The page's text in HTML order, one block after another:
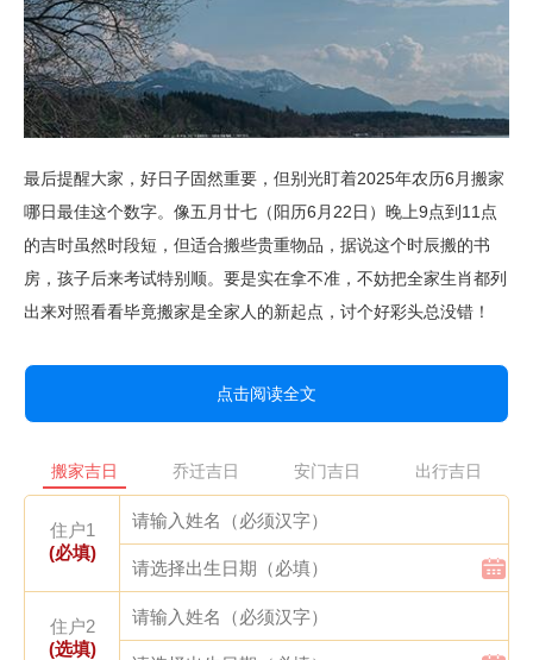
最后提醒大家，好日子固然重要，但别光盯着2025年农历6月搬家
哪日最佳这个数字。像五月廿七（阳历6月22日）晚上9点到11点
的吉时虽然时段短，但适合搬些贵重物品，据说这个时辰搬的书
房，孩子后来考试特别顺。要是实在拿不准，不妨把全家生肖都列
出来对照看看毕竟搬家是全家人的新起点，讨个好彩头总没错！
点击阅读全文
搬家吉日 乔迁吉日 安门吉日 出行吉日
住户1
(必填)
住户2
(选填)